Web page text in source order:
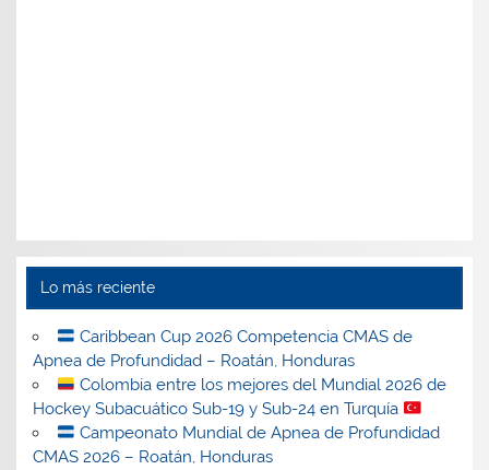
Lo más reciente
Caribbean Cup 2026 Competencia CMAS de
Apnea de Profundidad – Roatán, Honduras
Colombia entre los mejores del Mundial 2026 de
Hockey Subacuático Sub-19 y Sub-24 en Turquía
Campeonato Mundial de Apnea de Profundidad
CMAS 2026 – Roatán, Honduras